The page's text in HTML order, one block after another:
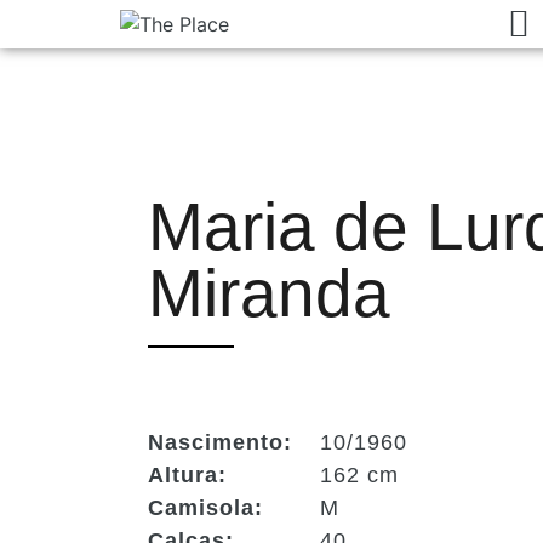
Maria de
Miranda
Nascimento:
Altura:
Camisola:
10/1960
162 cm
M